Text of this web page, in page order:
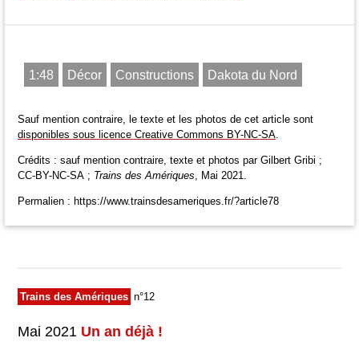
1:48 Décor Constructions Dakota du Nord
Sauf mention contraire, le texte et les photos de cet article sont
disponibles sous licence Creative Commons BY-NC-SA.
Crédits : sauf mention contraire, texte et photos par Gilbert Gribi ;
CC-BY-NC-SA ; Trains des Amériques, Mai 2021.
Permalien : https://www.trainsdesameriques.fr/?article78
Trains des Amériques n°12
Mai 2021 Un an déjà !